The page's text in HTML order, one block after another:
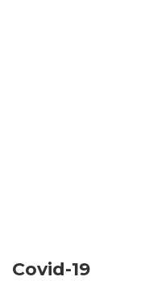
Covid-19